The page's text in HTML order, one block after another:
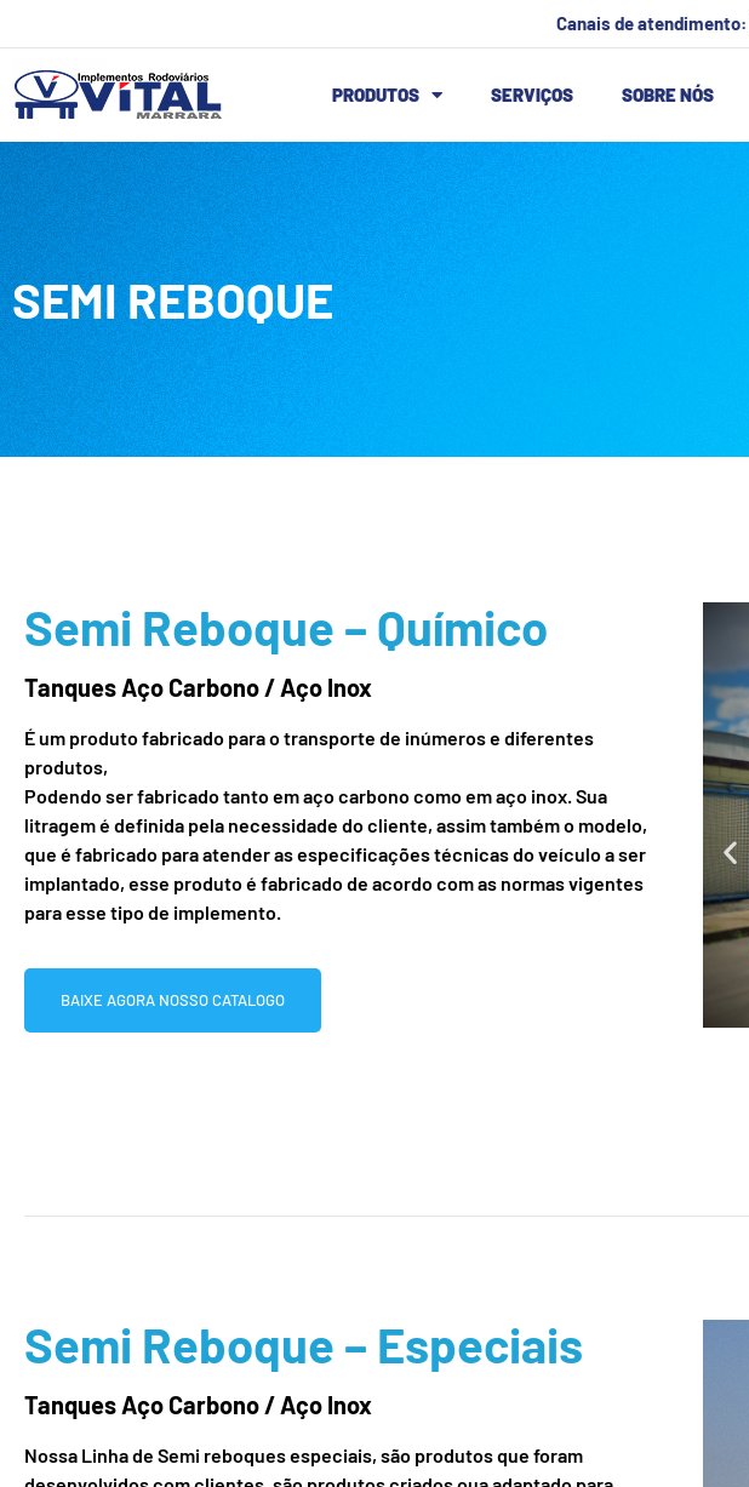
Canais de atendimento:
PRODUTOS SERVIÇOS SOBRE NÓS
SEMI REBOQUE
Semi Reboque – Químico
Tanques Aço Carbono / Aço Inox
É um produto fabricado para o transporte de inúmeros e diferentes
produtos,
Podendo ser fabricado tanto em aço carbono como em aço inox. Sua
litragem é definida pela necessidade do cliente, assim também o modelo,
que é fabricado para atender as especificações técnicas do veículo a ser
implantado, esse produto é fabricado de acordo com as normas vigentes
para esse tipo de implemento.
BAIXE AGORA NOSSO CATALOGO
Semi Reboque – Especiais
Tanques Aço Carbono / Aço Inox
Nossa Linha de Semi reboques especiais, são produtos que foram